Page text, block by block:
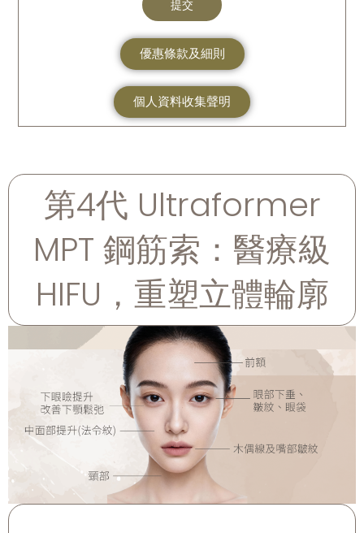
提交
優惠條款及細則
個人資料收集聲明
第4代 Ultraformer
MPT 鋼筋索：醫療級
HIFU，重塑立體輪廓